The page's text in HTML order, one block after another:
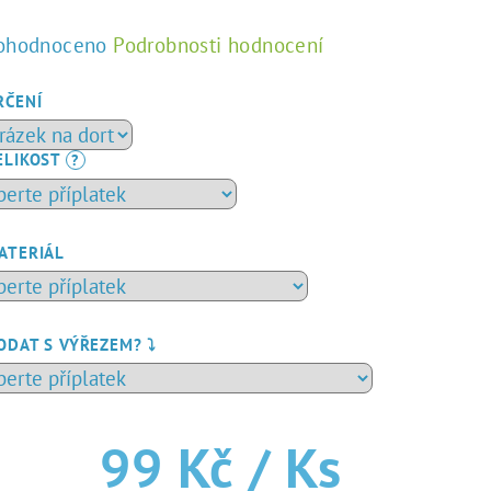
Podrobnosti hodnocení
?
S VÝŘEZEM? ⤵️
99 Kč / Ks